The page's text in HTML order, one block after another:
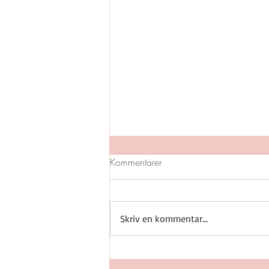
FAMILJEN P
Kommentarer
Skriv en kommentar...